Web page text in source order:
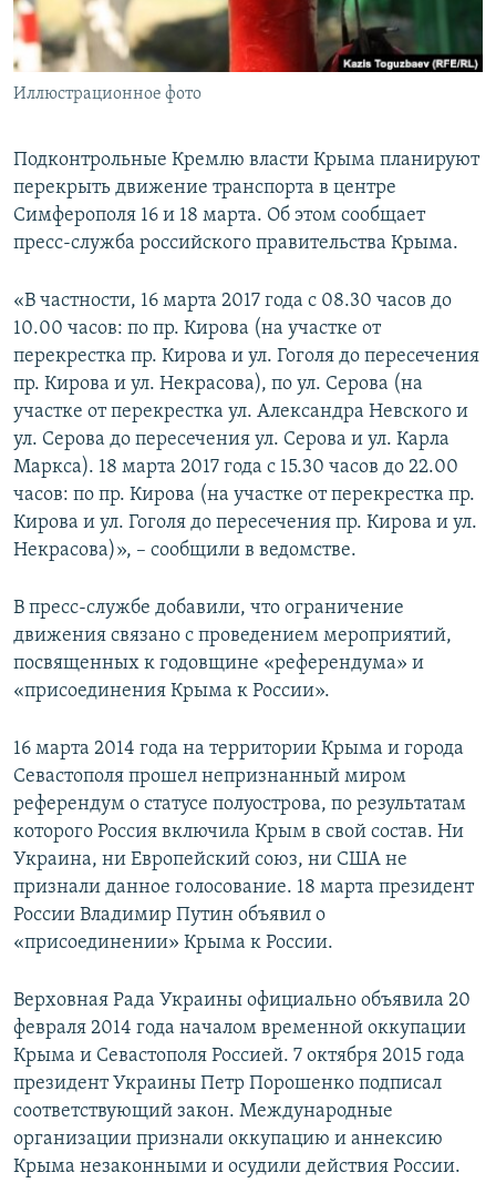
ПОБЕДИТЕЛЕЙ НЕ СУДЯТ?
КРЫМ.НЕПОКОРЕННЫЙ
ELIFBE
ПРИСОЕДИНЯЙТЕСЬ!
Все сайты RFE/RL
Иллюстрационное фото
Подконтрольные Кремлю власти Крыма планируют
перекрыть движение транспорта в центре
Симферополя 16 и 18 марта. Об этом сообщает
пресс-служба российского правительства Крыма.
«В частности, 16 марта 2017 года с 08.30 часов до
10.00 часов: по пр. Кирова (на участке от
перекрестка пр. Кирова и ул. Гоголя до пересечения
пр. Кирова и ул. Некрасова), по ул. Серова (на
участке от перекрестка ул. Александра Невского и
ул. Серова до пересечения ул. Серова и ул. Карла
Маркса). 18 марта 2017 года с 15.30 часов до 22.00
часов: по пр. Кирова (на участке от перекрестка пр.
Кирова и ул. Гоголя до пересечения пр. Кирова и ул.
Некрасова)», – сообщили в ведомстве.
В пресс-службе добавили, что ограничение
движения связано с проведением мероприятий,
посвященных к годовщине «референдума» и
«присоединения Крыма к России».
16 марта 2014 года на территории Крыма и города
Севастополя прошел непризнанный миром
референдум о статусе полуострова, по результатам
которого Россия включила Крым в свой состав. Ни
Украина, ни Европейский союз, ни США не
признали данное голосование. 18 марта президент
России Владимир Путин объявил о
«присоединении» Крыма к России.
Верховная Рада Украины официально объявила 20
февраля 2014 года началом временной оккупации
Крыма и Севастополя Россией. 7 октября 2015 года
президент Украины Петр Порошенко подписал
соответствующий закон. Международные
организации признали оккупацию и аннексию
Крыма незаконными и осудили действия России.